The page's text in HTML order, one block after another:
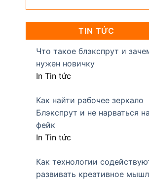
TIN TỨC
Что такое блэкспрут и
нужен новичку
In Tin tức
Как найти рабочее зеркало
Блэкспрут и не нарваться на
фейк
In Tin tức
Как технологии
развивать креативное
Add to
wishlist
KHIẾT ẤN ĐỘ SODIUM METABISULFIT